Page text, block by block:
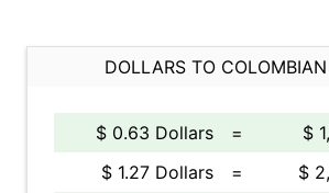
DOLLARS TO
$ 0.63 Dollars =
$
$ 1.27 Dollars
=
$